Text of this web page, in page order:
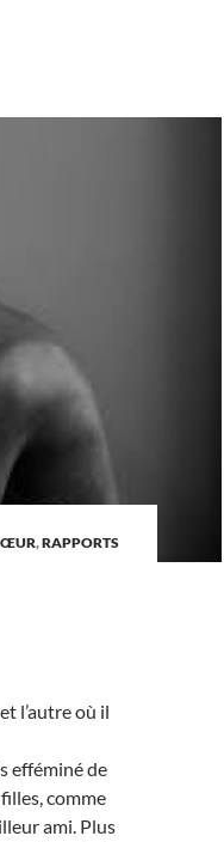
,RAPPORTS
l’autre où il
efféminé de
comme
ami. Plus